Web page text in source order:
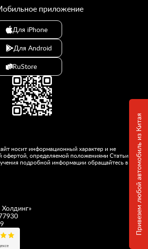
Привезем любой автомобиль из Китая
носит информационный характер и не
офертой, определяемой положениями Статьи
подробной информации обращайтесь в
»
приложение
Для iPhone
Для Android
RuStore